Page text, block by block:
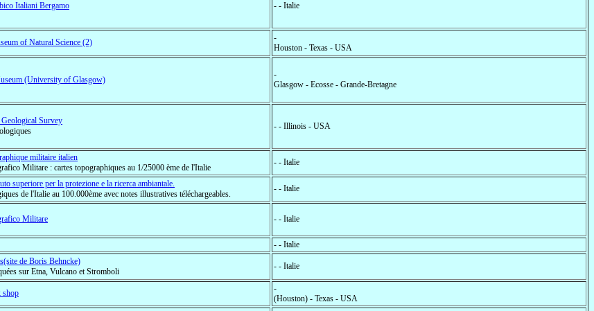
Italiani Bergamo - - Italie
of Natural Science (2)
-
Houston - Texas - USA
(University of Glasgow)
-
Glasgow - Ecosse - Grande-Bretagne
Survey
- - Illinois - USA
militaire italien
Militare : cartes topographiques au 1/25000 ème de l'Italie
- - Italie
superiore per la protezione e la ricerca ambiantale.
de l'Italie au 100.000ème avec notes illustratives téléchargeables.
- - Italie
Militare - - Italie
- - Italie
de Boris Behncke)
sur Etna, Vulcano et Stromboli
- - Italie
shop
-
(Houston) - Texas - USA